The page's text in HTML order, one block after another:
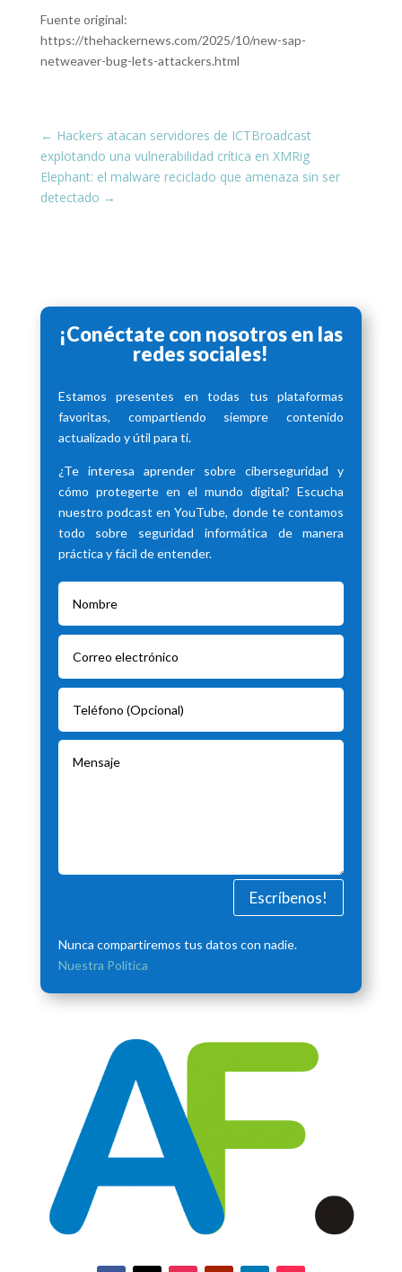
Fuente original:
https://thehackernews.com/2025/10/new-sap-
netweaver-bug-lets-attackers.html
← Hackers atacan servidores de ICTBroadcast
explotando una vulnerabilidad crítica en XMRig
Elephant: el malware reciclado que amenaza sin ser
detectado →
¡Conéctate con nosotros en las
redes sociales!
Estamos presentes en todas tus plataformas
favoritas, compartiendo siempre contenido
actualizado y útil para ti.
¿Te interesa aprender sobre ciberseguridad y
cómo protegerte en el mundo digital? Escucha
nuestro podcast en YouTube, donde te contamos
todo sobre seguridad informática de manera
práctica y fácil de entender.
Escríbenos!
Nunca compartiremos tus datos con nadie.
Nuestra Política